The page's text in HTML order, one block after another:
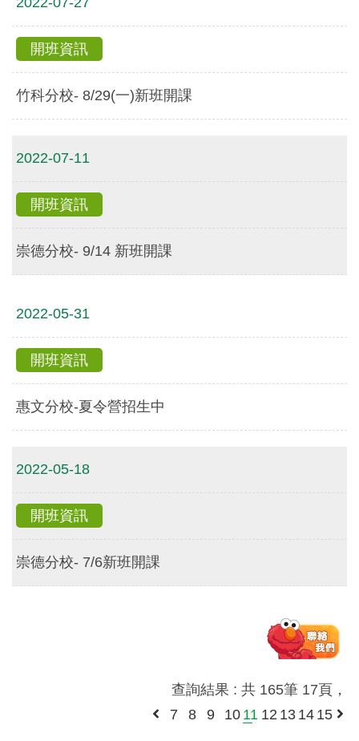
開班資訊
竹科分校- 8/29(一)新班開課
2022-07-11
開班資訊
崇德分校- 9/14 新班開課
2022-05-31
開班資訊
惠文分校-夏令營招生中
2022-05-18
開班資訊
崇德分校- 7/6新班開課
查詢結果 : 共 165筆 17頁，
7
8 9 10 11 12 13 14 15